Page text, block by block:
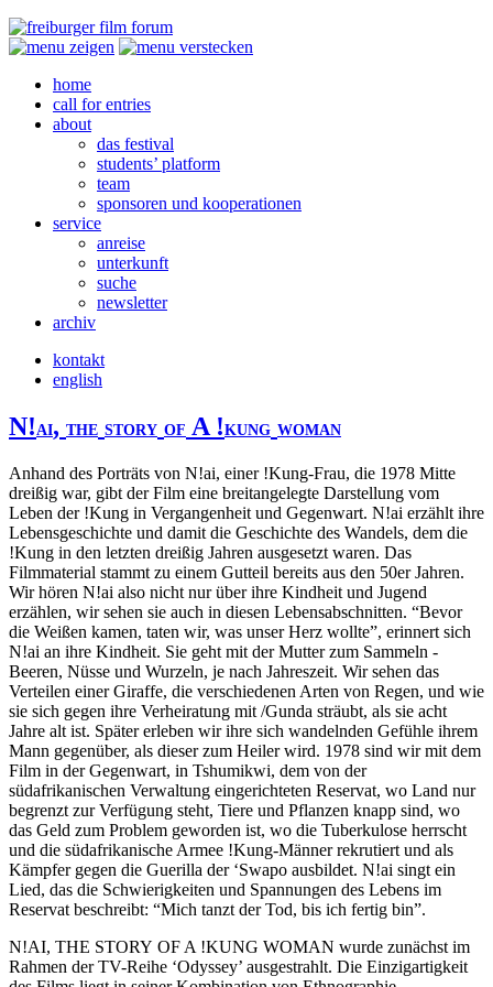
home
call for entries
about
das festival
students’ platform
team
sponsoren und kooperationen
service
anreise
unterkunft
suche
newsletter
archiv
kontakt
english
N! AI, THE STORY OF A !KUNG WOMAN
Anhand des Porträts von N!ai, einer !Kung-Frau, die 1978 Mitte
dreißig war, gibt der Film eine breitangelegte Darstellung vom
Leben der !Kung in Vergangenheit und Gegenwart. N!ai erzählt ihre
Lebensgeschichte und damit die Geschichte des Wandels, dem die
!Kung in den letzten dreißig Jahren ausgesetzt waren. Das
Filmmaterial stammt zu einem Gutteil bereits aus den 50er Jahren.
Wir hören N!ai also nicht nur über ihre Kindheit und Jugend
erzählen, wir sehen sie auch in diesen Lebensabschnitten. “Bevor
die Weißen kamen, taten wir, was unser Herz wollte”, erinnert sich
N!ai an ihre Kindheit. Sie geht mit der Mutter zum Sammeln -
Beeren, Nüsse und Wurzeln, je nach Jahreszeit. Wir sehen das
Verteilen einer Giraffe, die verschiedenen Arten von Regen, und wie
sie sich gegen ihre Verheiratung mit /Gunda sträubt, als sie acht
Jahre alt ist. Später erleben wir ihre sich wandelnden Gefühle ihrem
Mann gegenüber, als dieser zum Heiler wird. 1978 sind wir mit dem
Film in der Gegenwart, in Tshumikwi, dem von der
südafrikanischen Verwaltung eingerichteten Reservat, wo Land nur
begrenzt zur Verfügung steht, Tiere und Pflanzen knapp sind, wo
das Geld zum Problem geworden ist, wo die Tuberkulose herrscht
und die südafrikanische Armee !Kung-Männer rekrutiert und als
Kämpfer gegen die Guerilla der ‘Swapo ausbildet. N!ai singt ein
Lied, das die Schwierigkeiten und Spannungen des Lebens im
Reservat beschreibt: “Mich tanzt der Tod, bis ich fertig bin”.
N!AI, THE STORY OF A !KUNG WOMAN wurde zunächst im
Rahmen der TV-Reihe ‘Odyssey’ ausgestrahlt. Die Einzigartigkeit